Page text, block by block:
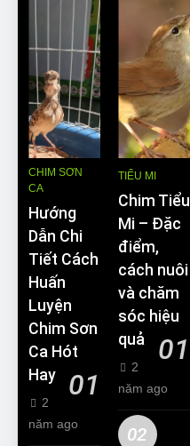
CHIM SƠN
CA
Hướng
Dẫn Chi
Tiết Cách
Huấn
Luyện
Chim Sơn
Ca Hót
Hay
01
2
năm ago
TIỂU MI
Chim Tiểu
Mi – Đặc
điểm,
cách nuôi
và chăm
sóc hiệu
quả
01
2
năm ago
02